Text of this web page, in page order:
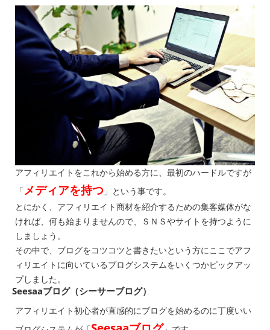
アフィリエイトをこれから始める方に、最初のハードルですが
「メディアを持つ 」という事です。
とにかく、アフィリエイト商材を紹介するための集客媒体がな
ければ、何も始まりませんので、ＳＮＳやサイトを持つように
しましょう。
その中で、ブログをコツコツと書きたいという方にここでアフ
ィリエイトに向いているブログシステムをいくつかピックアッ
プしました。
Seesaaブログ（シーサーブログ）
アフィリエイト初心者が直感的にブログを始めるのに丁度いい